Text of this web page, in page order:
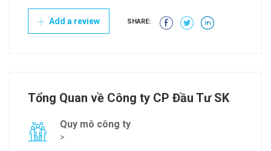
Add a review SHARE:
Tổng Quan về Công ty CP Đầu Tư SK
Quy mô công ty
>